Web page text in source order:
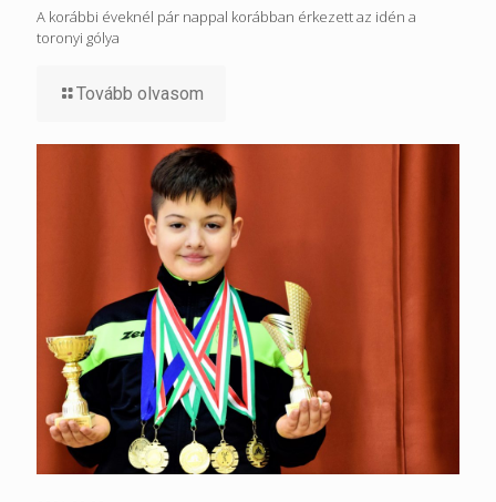
A korábbi éveknél pár nappal korábban érkezett az idén a
toronyi gólya
Tovább olvasom